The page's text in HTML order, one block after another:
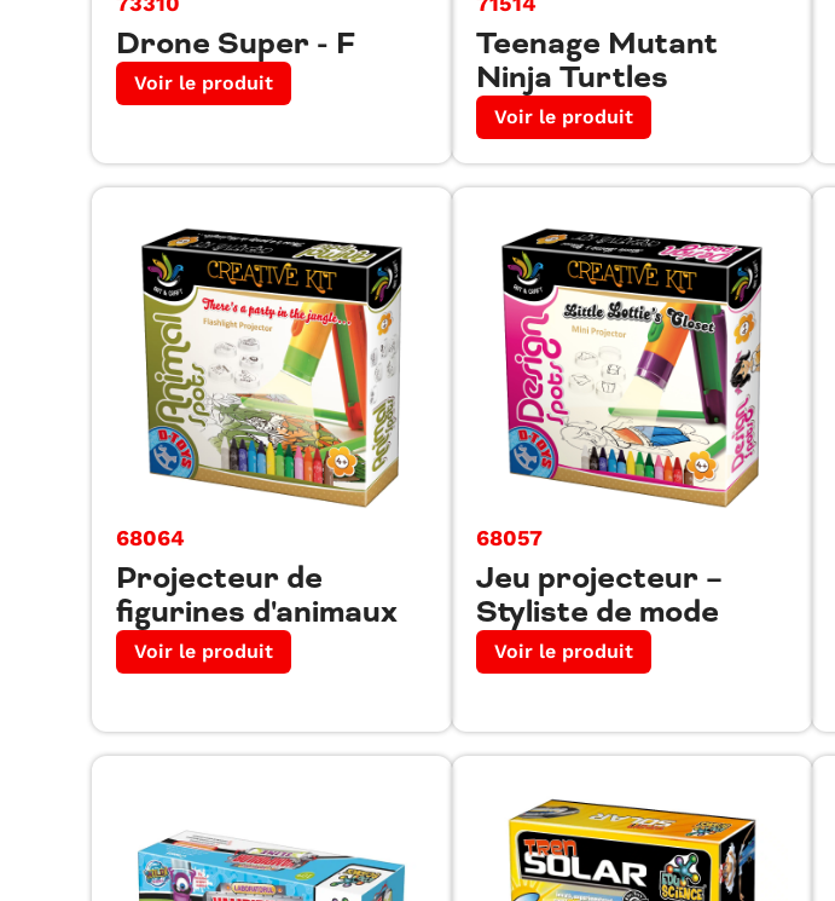
Drone Super - F
Voir le produit
Teenage Mutant
Ninja Turtles
Voir le produit
68064
Projecteur de
figurines d'animaux
Voir le produit
68057
Jeu projecteur –
Styliste de mode
Voir le produit